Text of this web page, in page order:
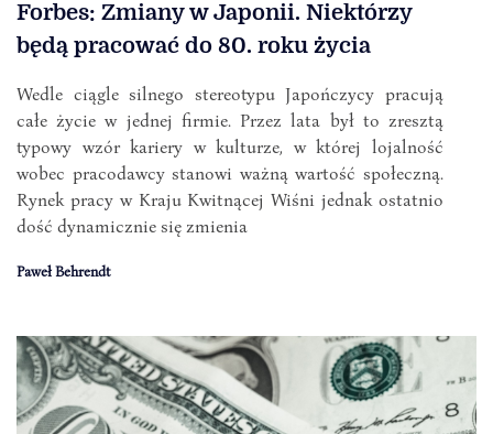
Forbes: Zmiany w Japonii. Niektórzy
będą pracować do 80. roku życia
Wedle ciągle silnego stereotypu Japończycy pracują
całe życie w jednej firmie. Przez lata był to zresztą
typowy wzór kariery w kulturze, w której lojalność
wobec pracodawcy stanowi ważną wartość społeczną.
Rynek pracy w Kraju Kwitnącej Wiśni jednak ostatnio
dość dynamicznie się zmienia
Paweł Behrendt